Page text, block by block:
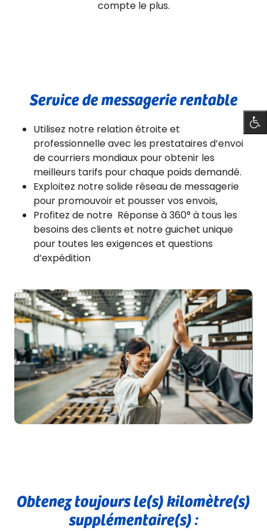
compte le plus.
Service de messagerie rentable
Utilisez notre relation étroite et
professionnelle avec les prestataires d’envoi
de courriers mondiaux pour obtenir les
meilleurs tarifs pour chaque poids demandé.
Exploitez notre solide réseau de messagerie
pour promouvoir et pousser vos envois,
Profitez de notre Réponse à 360° à tous les
besoins des clients et notre guichet unique
pour toutes les exigences et questions
d’expédition
Obtenez toujours le(s) kilomètre(s)
supplémentaire(s) :